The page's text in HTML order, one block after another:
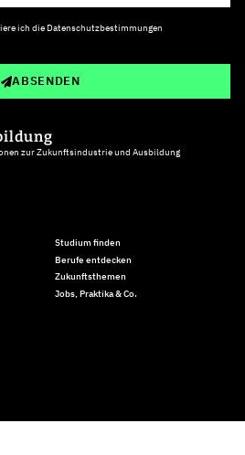
ich die Datenschutzbestimmungen
ABSENDEN
zur Zukunftsindustrie und Ausbildung
Studium finden
Berufe entdecken
Zukunftsthemen
Jobs, Praktika & Co.